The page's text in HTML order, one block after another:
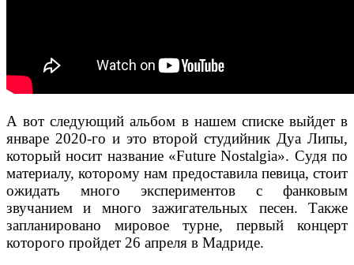
А вот следующий альбом в нашем списке выйдет в
январе 2020-го и это второй студийник Дуа Липы,
который носит название «Future Nostalgia». Судя по
материалу, которому нам предоставила певица, стоит
ожидать много экспериментов с фанковым
звучанием и много зажигательных песен. Также
запланировано мировое турне, первый концерт
которого пройдет 26 апреля в Мадриде.